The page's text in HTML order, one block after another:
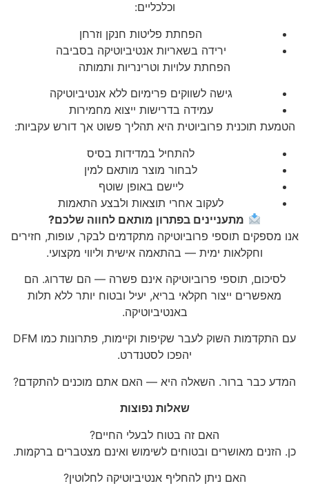
וכלכליים:
הפחתת פליטות חנקן וזרחן
ירידה בשאריות אנטיביוטיקה בסביבה
הפחתת עלויות וטרינריות ותמותה
גישה לשווקים פרימיום ללא אנטיביוטיקה
עמידה בדרישות ייצוא מחמירות
הטמעת תוכנית פרוביוטית היא תהליך פשוט אך דורש עקביות:
להתחיל במדידות בסיס
לבחור מוצר מותאם למין
ליישם באופן שוטף
לעקוב אחרי תוצאות ולבצע התאמות
מתעניינים בפתרון מותאם לחווה שלכם?
אנו מספקים תוספי פרוביוטיקה מתקדמים לבקר, עופות, חזירים
וחקלאות ימית — בהתאמה אישית וליווי מקצועי.
לסיכום, תוספי פרוביוטיקה אינם פשרה — הם שדרוג. הם
מאפשרים ייצור חקלאי בריא, יעיל ובטוח יותר ללא תלות
באנטיביוטיקה.
עם התקדמות השוק לעבר שקיפות וקיימות, פתרונות כמו DFM
יהפכו לסטנדרט.
המדע כבר ברור. השאלה היא — האם אתם מוכנים להתקדם?
שאלות נפוצות
האם זה בטוח לבעלי החיים?
כן. הזנים מאושרים ובטוחים לשימוש ואינם מצטברים ברקמות.
האם ניתן להחליף אנטיביוטיקה לחלוטין?